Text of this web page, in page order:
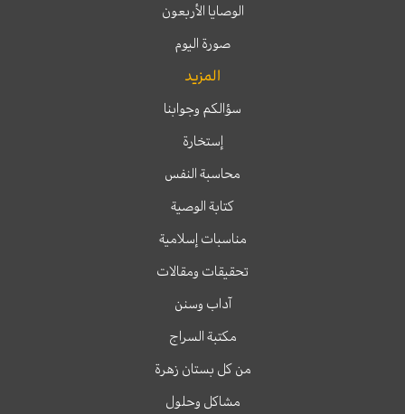
الوصايا الأربعون
صورة اليوم
المزيد
سؤالكم وجوابنا
إستخارة
محاسبة النفس
كتابة الوصية
مناسبات إسلامية
تحقيقات ومقالات
آداب وسنن
مكتبة السراج
من كل بستان زهرة
مشاكل وحلول